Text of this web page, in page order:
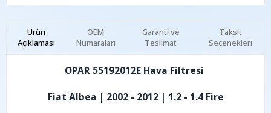
Ürün
Açıklaması
Garanti ve
Teslimat
Taksit
Seçenekleri
OEM
Numaraları
OPAR 55192012E Hava Filtresi
Fiat Albea | 2002 - 2012 | 1.2 - 1.4 Fire